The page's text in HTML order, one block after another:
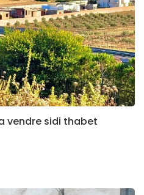
vendre sidi thabet